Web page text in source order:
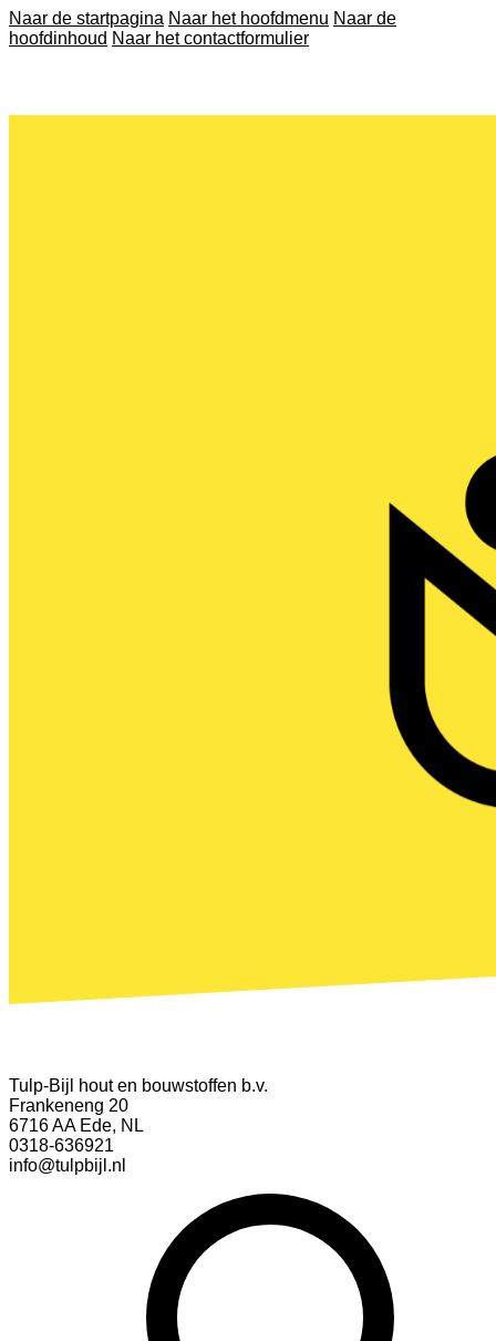
Naar de startpagina Naar het hoofdmenu Naar de
hoofdinhoud Naar het contactformulier
Tulp-Bijl hout en bouwstoffen b.v.
Frankeneng 20
6716 AA Ede, NL
0318-636921
info@tulpbijl.nl